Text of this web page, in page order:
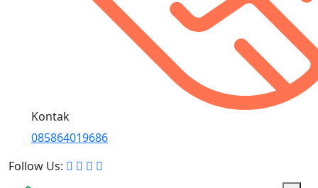
Kontak
085864019686
Follow Us: